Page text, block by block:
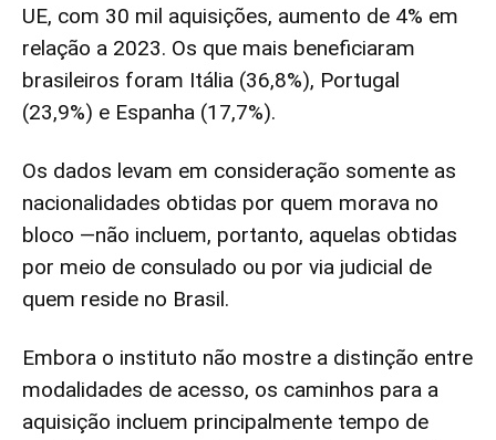
UE, com 30 mil aquisições, aumento de 4% em
relação a 2023. Os que mais beneficiaram
brasileiros foram Itália (36,8%), Portugal
(23,9%) e Espanha (17,7%).
Os dados levam em consideração somente as
nacionalidades obtidas por quem morava no
bloco —não incluem, portanto, aquelas obtidas
por meio de consulado ou por via judicial de
quem reside no Brasil.
Embora o instituto não mostre a distinção entre
modalidades de acesso, os caminhos para a
aquisição incluem principalmente tempo de